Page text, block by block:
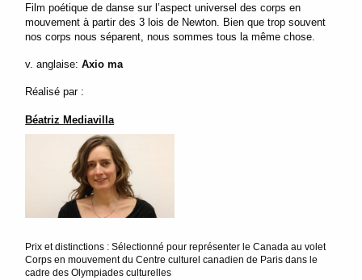
Film poétique de danse sur l’aspect universel des corps en
mouvement à partir des 3 lois de Newton. Bien que trop souvent
nos corps nous séparent, nous sommes tous la même chose.
v. anglaise: Axio ma
Réalisé par :
Béatriz Mediavilla
Prix et distinctions : Sélectionné pour représenter le Canada au volet
Corps en mouvement du Centre culturel canadien de Paris dans le
cadre des Olympiades culturelles